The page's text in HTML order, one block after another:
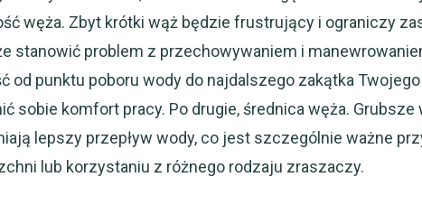
węża. Zbyt krótki wąż będzie frustrujący i ograniczy
stanowić problem z przechowywaniem i
od punktu poboru wody do najdalszego zakątka
sobie komfort pracy. Po drugie, średnica węża. Grubsze
lepszy przepływ wody, co jest szczególnie ważne
lub korzystaniu z różnego rodzaju zraszaczy.